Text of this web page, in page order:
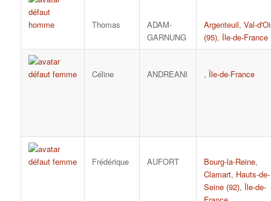
Thomas
ADAM-
GARNUNG
Argenteuil, Val-
(95), Île-de-France
Céline ANDREANI , Île-de-France
Frédérique AUFORT Bourg-la-Reine,
Clamart, Hauts-de-
Seine (92), Île-de-